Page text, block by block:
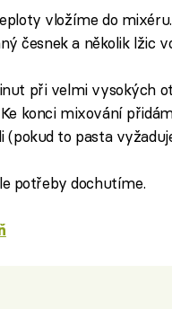
vložíme do
česnek a několik lžic
při velmi vysokých
konci mixování
(pokud to pasta
potřeby dochutíme.